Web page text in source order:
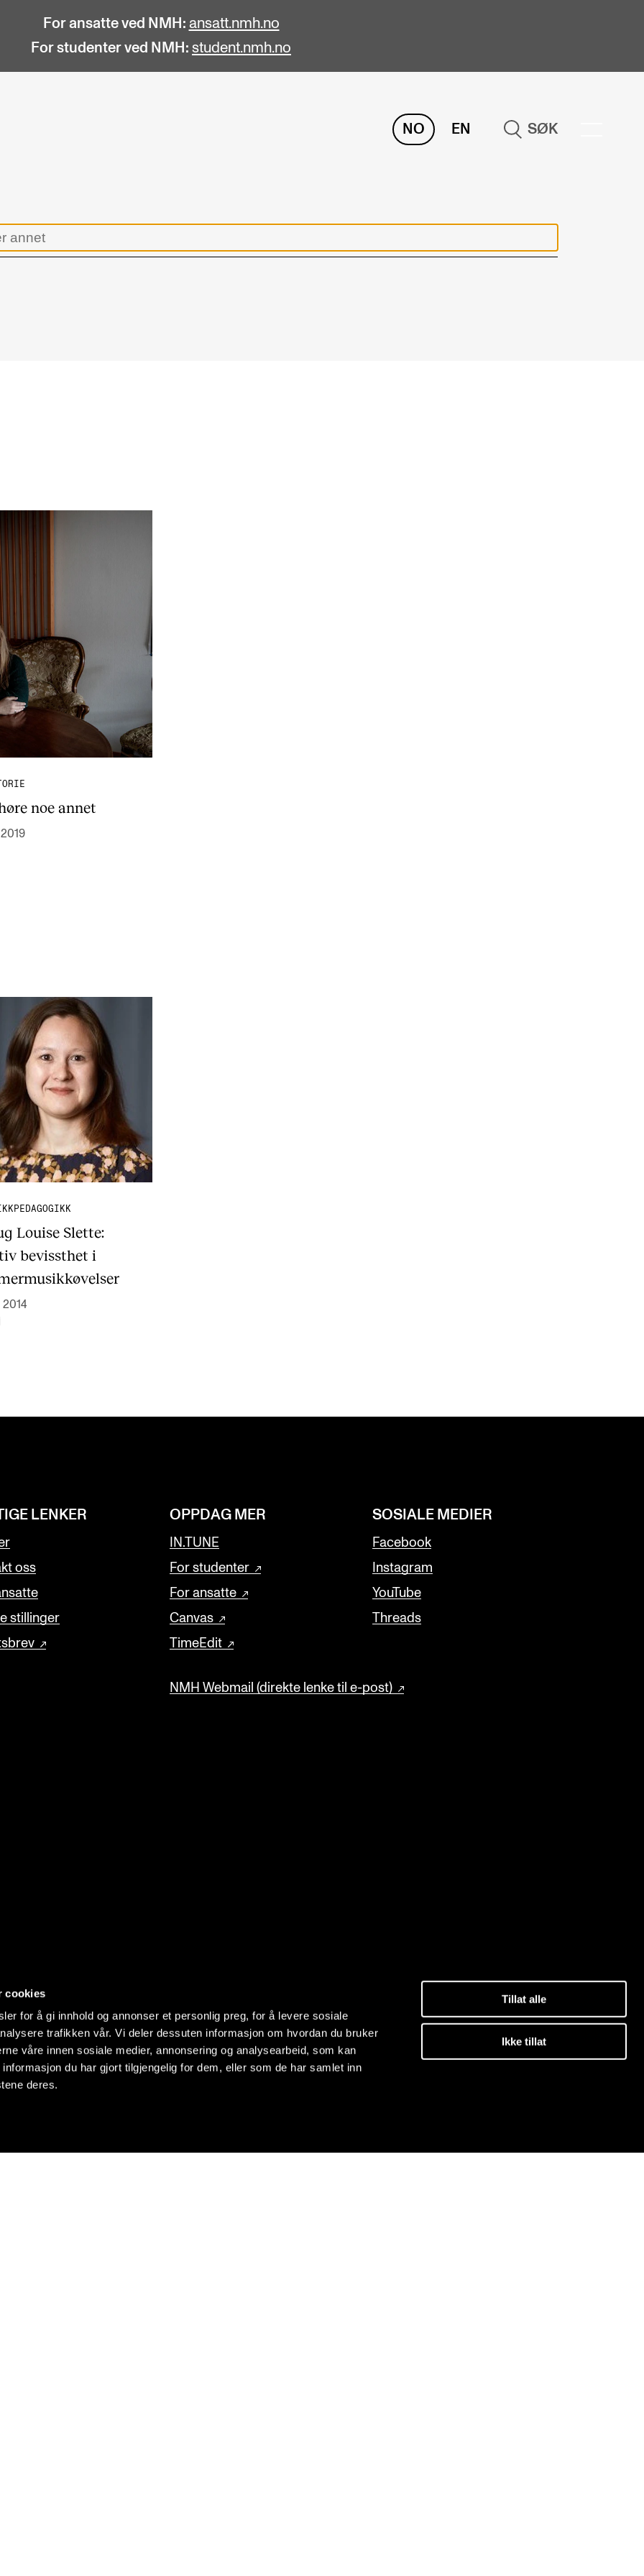
cookies
for å gi innhold og annonser et personlig preg, for å levere sosiale
trafikken vår. Vi deler dessuten informasjon om hvordan du bruker
våre innen sosiale medier, annonsering og analysearbeid, som kan
du har gjort tilgjengelig for dem, eller som de har samlet inn
deres.
Tillat alle
Ikke tillat
For ansatte ved NMH: ansatt.nmh.no
For studenter ved NMH: student.nmh.no
NO EN
SØK
Fagmiljøer
noe annet
Louise Slette:
bevissthet i
LENKER
oss
stillinger
OPPDAG MER
IN.TUNE
For studenter
For ansatte
Canvas
TimeEdit
NMH Webmail (direkte lenke til e-post)
SOSIALE MEDIER
Facebook
Instagram
YouTube
Threads